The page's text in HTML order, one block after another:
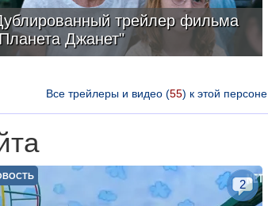
трейлер фильма
Джанет"
Все трейлеры и видео (55) к этой персоне
2